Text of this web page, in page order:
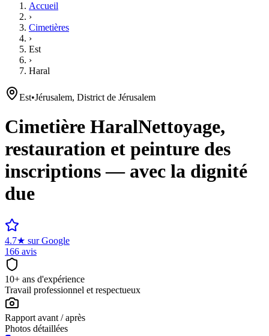
Accueil
›
Cimetières
›
Est
›
Haral
Est•Jérusalem, District de Jérusalem
Cimetière HaralNettoyage,
restauration et peinture des
inscriptions — avec la dignité
due
4.7★ sur Google
166 avis
10+ ans d'expérience
Travail professionnel et respectueux
Rapport avant / après
Photos détaillées